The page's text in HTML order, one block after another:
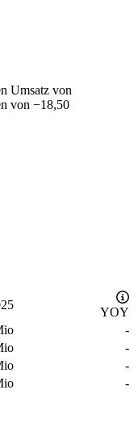
Umsatz von
von −18,50
YOY
-
-
-
-